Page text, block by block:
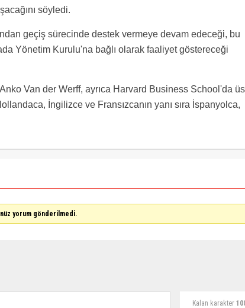
söyledi.
geçiş sürecinde destek vermeye devam edeceği, bu
Yönetim Kurulu'na bağlı olarak faaliyet göstereceği
Van der Werff, ayrıca Harvard Business School'da
İngilizce ve Fransızcanın yanı sıra İspanyolca,
yorum gönderilmedi.
Kalan karakter